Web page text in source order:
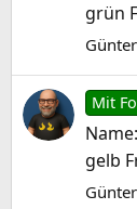
grün
Günter
Mit
gelb
Günter